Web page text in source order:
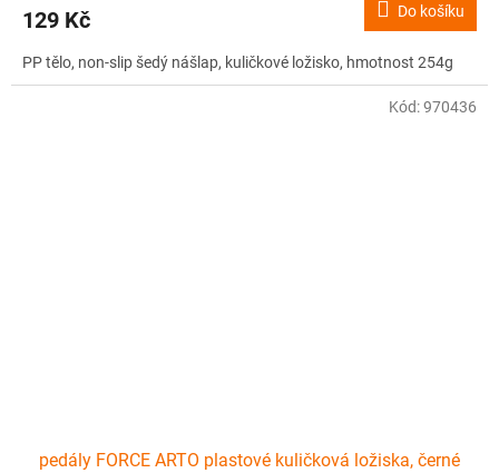
129 Kč Do košíku
PP tělo, non-slip šedý nášlap, kuličkové ložisko, hmotnost 254g
pedály FORCE ARTO plastové kuličková ložiska, černé
Kód:970436